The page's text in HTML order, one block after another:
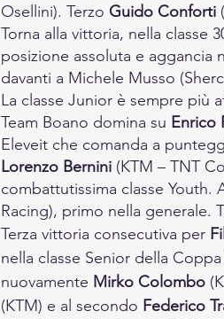
Osellini). Terzo Guido Conforti
Torna alla vittoria, nella classe
posizione assoluta e aggancia
davanti a Michele Musso
La classe Junior è sempre più
Team Boano domina su Enrico
Eleveit che comanda a
Lorenzo Bernini (KTM – TNT
combattutissima classe Youth.
Racing), primo nella generale.
Terza vittoria consecutiva per
nella classe Senior della
nuovamente Mirko Colombo
(KTM) e al secondo Federico